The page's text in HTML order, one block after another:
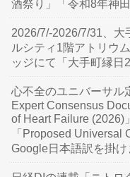
酒祭り」「令和8年神
2026/7/-2026/7/31、大
ルシティ1階アトリウ
ッジにて「大手町縁日
心不全のユニバーサル
Expert Consensus
of Heart Failure (2026)
「Proposed Universal
Google日本語訳を掛け